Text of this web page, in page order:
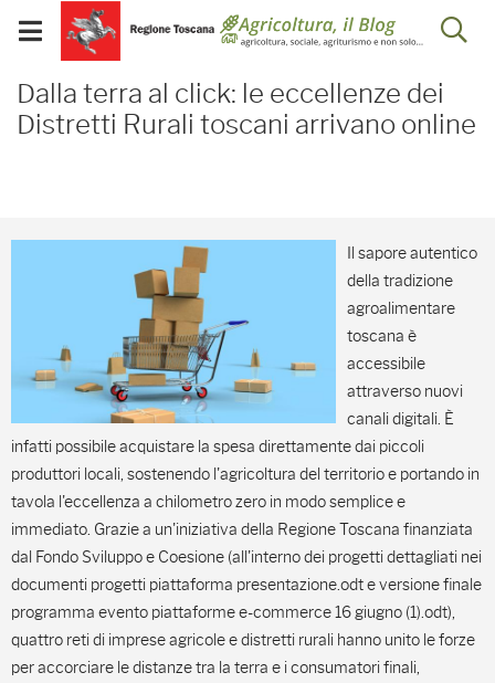
Skip to Main Content
Visualizza/chiudi
menu
mobile
Dalla terra al click: le
Dalla terra al click: le eccellenze dei
Distretti Rurali toscani arrivano online
Il sapore autentico
della tradizione
agroalimentare
toscana è
accessibile
attraverso nuovi
canali digitali. È
infatti possibile acquistare la spesa direttamente dai piccoli
produttori locali, sostenendo l'agricoltura del territorio e portando in
tavola l'eccellenza a chilometro zero in modo semplice e
immediato. Grazie a un'iniziativa della Regione Toscana finanziata
dal Fondo Sviluppo e Coesione (all'interno dei progetti dettagliati nei
documenti progetti piattaforma presentazione.odt e versione finale
programma evento piattaforme e-commerce 16 giugno (1).odt),
quattro reti di imprese agricole e distretti rurali hanno unito le forze
per accorciare le distanze tra la terra e i consumatori finali,